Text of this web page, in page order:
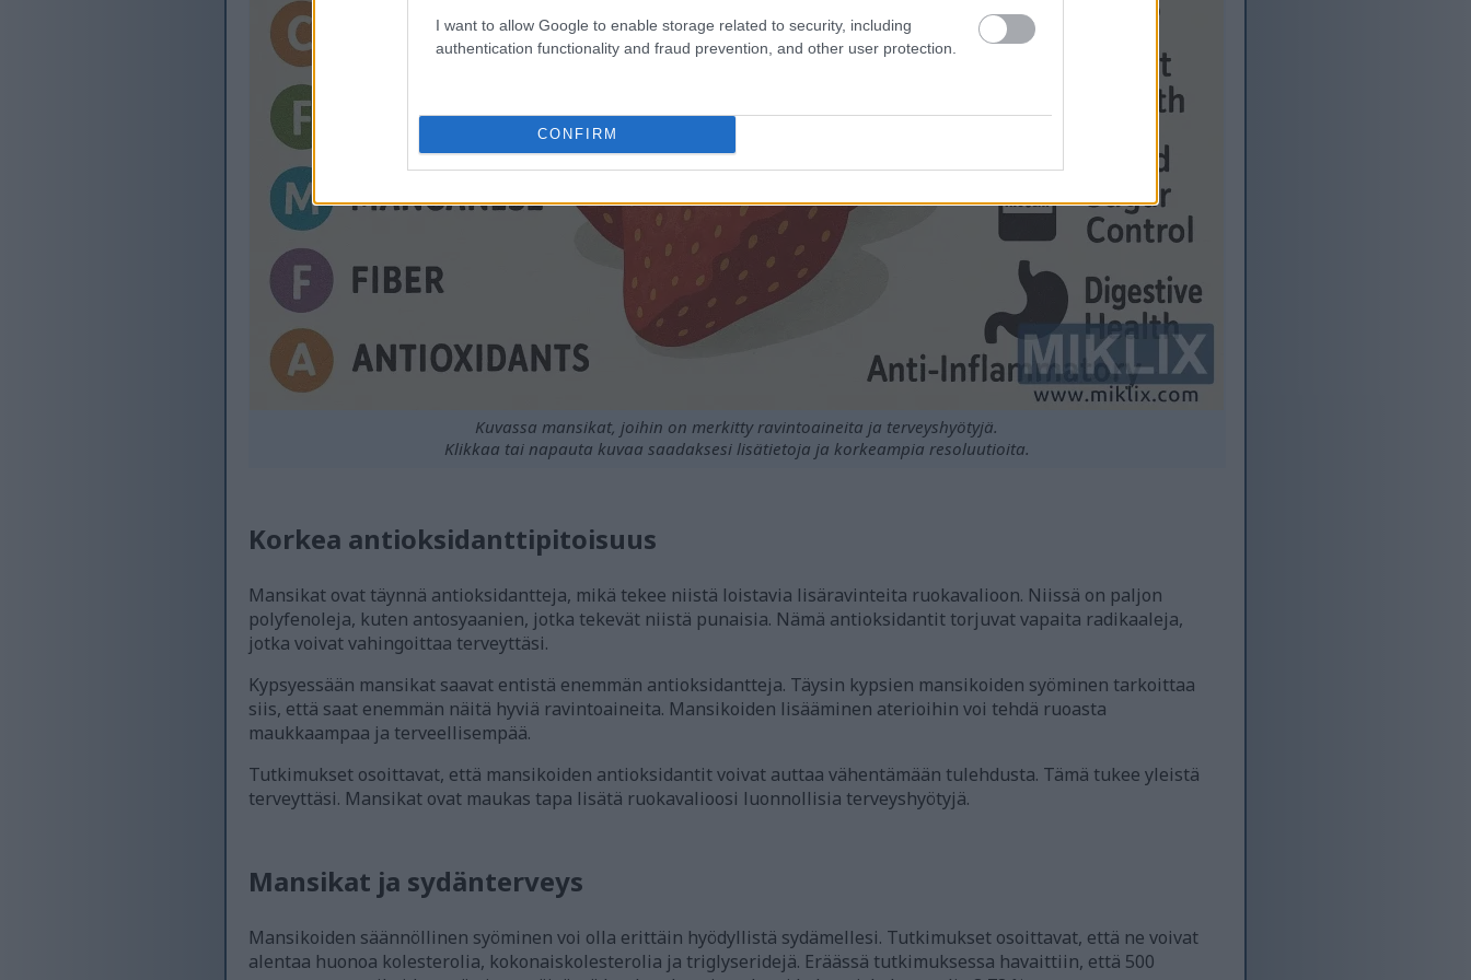
I want to allow Google to enable storage related to security, including
authentication functionality and fraud prevention, and other user protection.
CONFIRM
Kuvassa mansikat, joihin on merkitty ravintoaineita ja terveyshyötyjä.
Klikkaa tai napauta kuvaa saadaksesi lisätietoja ja korkeampia resoluutioita.
Korkea antioksidanttipitoisuus
Mansikat ovat täynnä antioksidantteja, mikä tekee niistä loistavia lisäravinteita ruokavalioon. Niissä on paljon
polyfenoleja, kuten antosyaanien, jotka tekevät niistä punaisia. Nämä antioksidantit torjuvat vapaita radikaaleja,
jotka voivat vahingoittaa terveyttäsi.
Kypsyessään mansikat saavat entistä enemmän antioksidantteja. Täysin kypsien mansikoiden syöminen tarkoittaa
siis, että saat enemmän näitä hyviä ravintoaineita. Mansikoiden lisääminen aterioihin voi tehdä ruoasta
maukkaampaa ja terveellisempää.
Tutkimukset osoittavat, että mansikoiden antioksidantit voivat auttaa vähentämään tulehdusta. Tämä tukee yleistä
terveyttäsi. Mansikat ovat maukas tapa lisätä ruokavalioosi luonnollisia terveyshyötyjä.
Mansikat ja sydänterveys
Mansikoiden säännöllinen syöminen voi olla erittäin hyödyllistä sydämellesi. Tutkimukset osoittavat, että ne voivat
alentaa huonoa kolesterolia, kokonaiskolesterolia ja triglyseridejä. Eräässä tutkimuksessa havaittiin, että 500